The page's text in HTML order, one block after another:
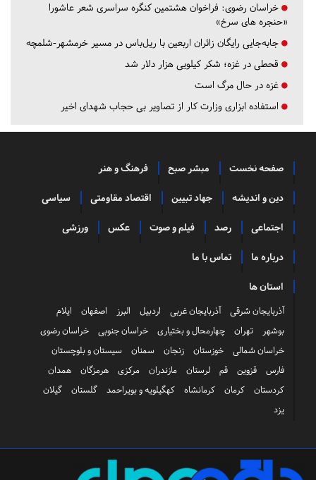
خراسان رضوی: فراخوان هشتمین کنگره سراسری شعر عاشورا
«حنجره های سرخ»
جابه‌جایی رایگان زائران اربعین با ریل‌باس در مسیر خرمشهر-شلمچه
قحطی در غزه؛ شکر کیلویی هزار دلار شد
غزه در حال مرگ است
استفاده ابزاری وزارت کار از تصاویر بی حجاب شهدای اخیر
صفحه نخست مبشر صبح فرهنگ و هنر
دین و اندیشه جهاد تبیین اقتصاد مقاومتی سیاسی
اجتماعی رصد فیلم و صوت عکس ورزشی
درباره ما تماس با ما
استان ها
آذربایجان شرقی آذربایجان غربی اردبیل البرز اصفهان
ایلام
بوشهر
تهران چهارمحال و بختیاری خراسان جنوبی
خراسان رضوی
خراسان شمالی
خوزستان زنجان سمنان
سیستان و بلوچستان
فارس
قزوین قم لرستان مازندران مرکزی هرمزگان
همدان
کردستان
کرمان کرمانشاه کهگیلویه و بویراحمد گلستان
گیلان
یزد